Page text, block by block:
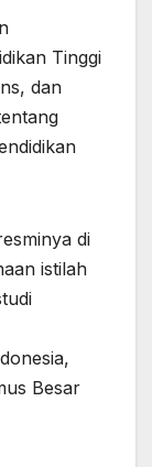
Tinggi
dan
di
istilah
Besar